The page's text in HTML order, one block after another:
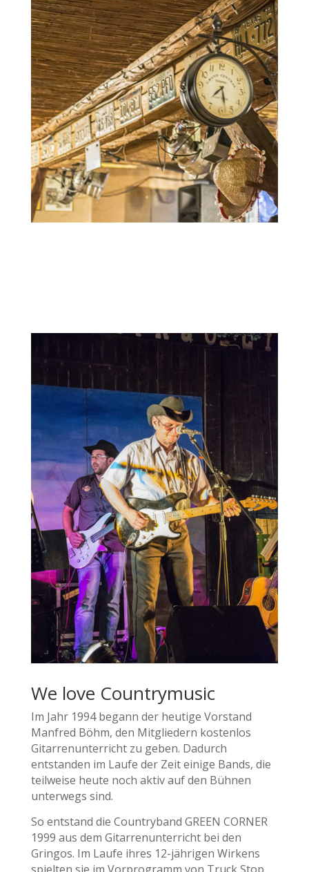
We love Countrymusic
Im Jahr 1994 begann der heutige Vorstand
Manfred Böhm, den Mitgliedern kostenlos
Gitarrenunterricht zu geben. Dadurch
entstanden im Laufe der Zeit einige Bands, die
teilweise heute noch aktiv auf den Bühnen
unterwegs sind.
So entstand die Countryband GREEN CORNER
1999 aus dem Gitarrenunterricht bei den
Gringos. Im Laufe ihres 12-jährigen Wirkens